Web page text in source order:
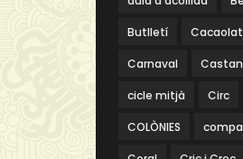
Butlletí Cacaolat
Carnaval
cicle mitjà Circ
COLÒNIES